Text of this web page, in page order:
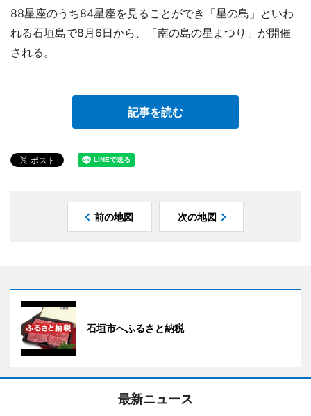
88星座のうち84星座を見ることができ「星の島」といわ
れる石垣島で8月6日から、「南の島の星まつり」が開催
される。
記事を読む
前の地図 次の地図
石垣市へふるさと納税
最新ニュース